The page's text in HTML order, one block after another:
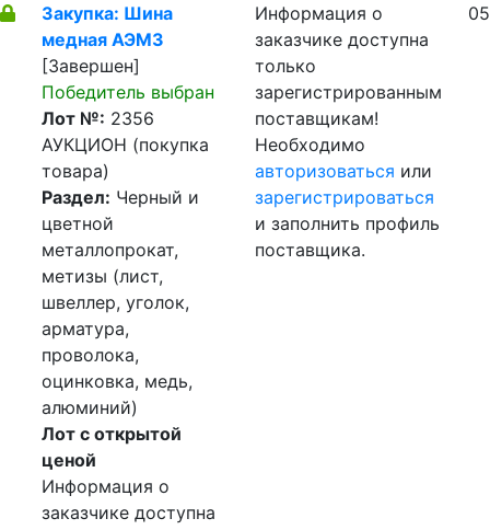
Закупка: Шина
медная АЭМЗ
[Завершен]
Победитель выбран
Лот №: 2356
АУКЦИОН (покупка
товара)
Раздел: Черный и
цветной
металлопрокат,
метизы (лист,
швеллер, уголок,
арматура,
проволока,
оцинковка, медь,
алюминий)
Лот с открытой
ценой
Информация о
заказчике доступна
Информация о
заказчике доступна
только
зарегистрированным
поставщикам!
Необходимо
авторизоваться или
зарегистрироваться
и заполнить профиль
поставщика.